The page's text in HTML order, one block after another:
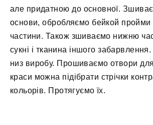
але придатною до основної.
основи, обробляємо бейкой пройми
частини. Також зшиваємо нижню
сукні і тканина іншого
низ виробу. Прошиваємо отвори для
краси можна підібрати стрічки
кольорів. Протягуємо їх.